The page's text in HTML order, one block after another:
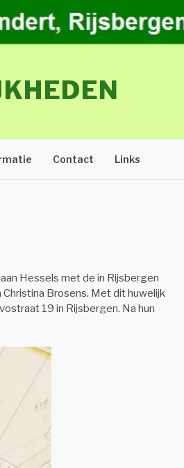
Contact Links
Hessels met de in Rijsbergen
Brosens. Met dit huwelijk
19 in Rijsbergen. Na hun